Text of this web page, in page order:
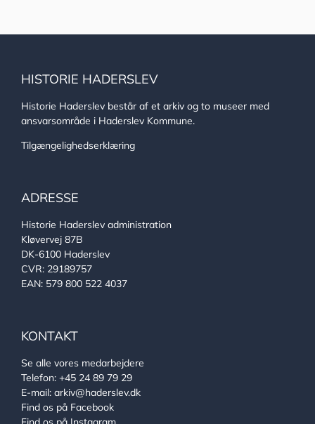
HISTORIE HADERSLEV
Historie Haderslev består af et arkiv og to museer med
ansvarsområde i Haderslev Kommune.
Tilgængelighedserklæring
ADRESSE
Historie Haderslev administration
Kløvervej 87B
DK-6100 Haderslev
CVR: 29189757
EAN: 579 800 522 4037
KONTAKT
Se alle vores medarbejdere
Telefon: +45 24 89 79 29
E-mail: arkiv@haderslev.dk
Find os på Facebook